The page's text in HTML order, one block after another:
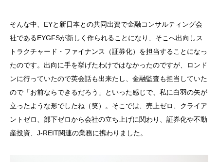
そんな中、 EYと新日本との共同出資で金融コンサルティング会
社であるEYGFSが新しく作られることになり、そこへ出向しス
トラクチャード・ファイナンス（証券化）を担当することになっ
たのです。出向に手を挙げたわけではなかったのですが、ロンド
ンに行っていたので英会話も出来たし、金融監査も担当していた
ので「お前ならできるだろう」といった感じで、私に白羽の矢が
立ったような形でしたね（笑）。そこでは、売上ゼロ、クライア
ントゼロ、部下ゼロから会社の立ち上げに関わり、証券化や不動
産投資、 J-REIT関連の業務に携わりました。